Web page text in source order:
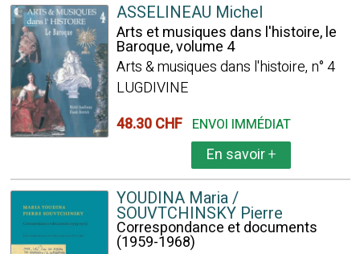
ASSELINEAU Michel
Arts et musiques dans l'histoire, le
Baroque, volume 4
Arts & musiques dans l'histoire, n° 4
LUGDIVINE
48.30 CHF ENVOI IMMÉDIAT
En savoir+
YOUDINA Maria /
SOUVTCHINSKY Pierre
Correspondance et documents
(1959-1968)